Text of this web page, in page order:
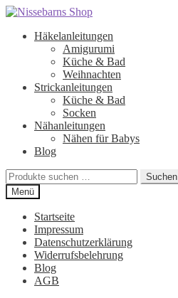
Zur
springen
Zum
springenHäkelanleitungen
Amigurumi
Küche & Bad
Weihnachten
Strickanleitungen
Küche & Bad
Socken
Nähanleitungen
Nähen für Babys
Blog
Suchen
nach:
Suchen
Menü
Startseite
Impressum
Datenschutzerklärung
Widerrufsbelehrung
Blog
AGB